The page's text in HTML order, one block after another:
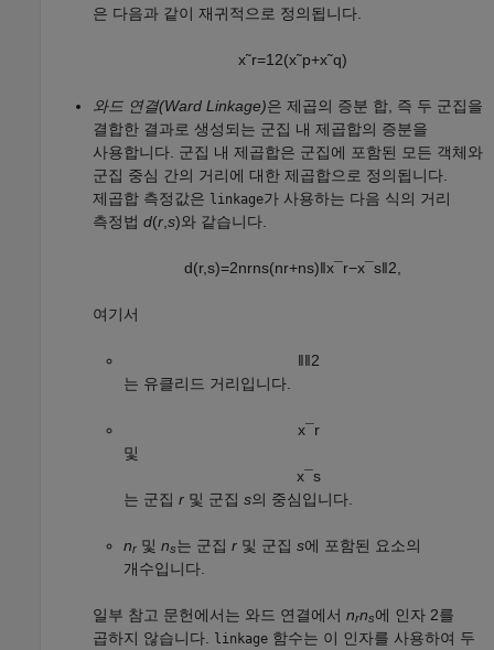
은 다음과 같이 재귀적으로 정의됩니다.
x˜r=1 2(x˜p+x˜q)
와드 연결(Ward Linkage)은 제곱의 증분 합, 즉 두 군집을
결합한 결과로 생성되는 군집 내 제곱합의 증분을
사용합니다. 군집 내 제곱합은 군집에 포함된 모든 객체와
군집 중심 간의 거리에 대한 제곱합으로 정의됩니다.
제곱합 측정값은 linkage가 사용하는 다음 식의 거리
측정법d(r ,s)와 같습니다.
d(r,s)=2nrns(nr+ns)‖x¯r−x¯s‖2
여기서
‖‖2
는 유클리드 거리입니다.
x¯r
및
x¯s
는 군집r 및 군집s의 중심입니다.
nr 및ns는 군집r 및 군집s에 포함된 요소의
개수입니다.
일부 참고 문헌에서는 와드 연결에서nrns에 인자 2를
곱하지 않습니다.
linkage 함수는 이 인자를 사용하여 두